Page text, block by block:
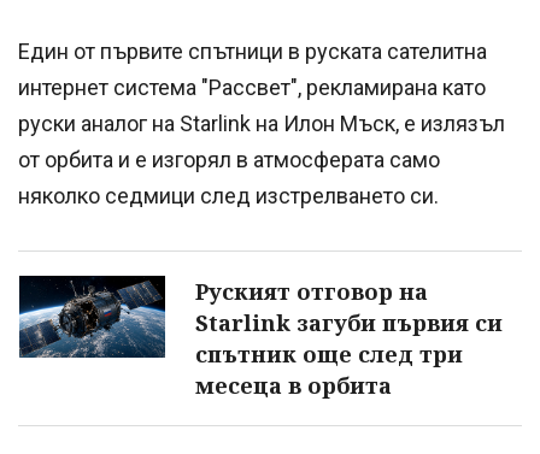
Един от първите спътници в руската сателитна
интернет система "Рассвет", рекламирана като
руски аналог на Starlink на Илон Мъск, е излязъл
от орбита и е изгорял в атмосферата само
няколко седмици след изстрелването си.
Руският отговор на
Starlink загуби първия си
спътник още след три
месеца в орбита